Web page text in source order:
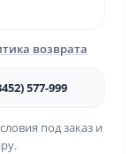
возврата
577-999
под заказ и